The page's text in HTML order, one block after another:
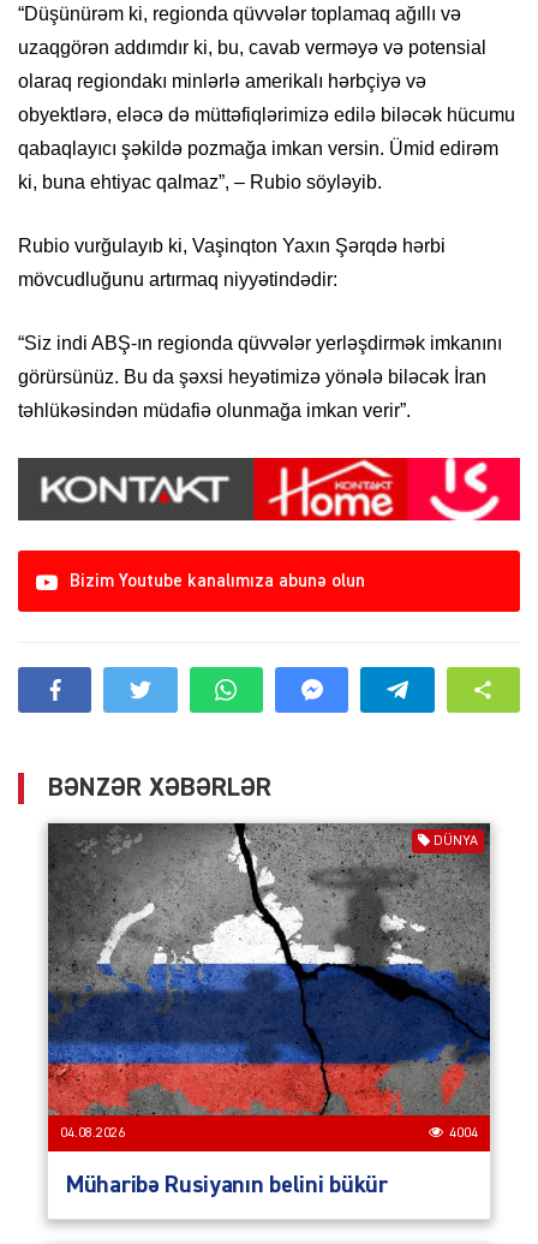
“Düşünürəm ki, regionda qüvvələr toplamaq ağıllı və
uzaqgörən addımdır ki, bu, cavab verməyə və potensial
olaraq regiondakı minlərlə amerikalı hərbçiyə və
obyektlərə, eləcə də müttəfiqlərimizə edilə biləcək hücumu
qabaqlayıcı şəkildə pozmağa imkan versin. Ümid edirəm
ki, buna ehtiyac qalmaz”, – Rubio söyləyib.
Rubio vurğulayıb ki, Vaşinqton Yaxın Şərqdə hərbi
mövcudluğunu artırmaq niyyətindədir:
“Siz indi ABŞ-ın regionda qüvvələr yerləşdirmək imkanını
görürsünüz. Bu da şəxsi heyətimizə yönələ biləcək İran
təhlükəsindən müdafiə olunmağa imkan verir”.
Bizim Youtube kanalımıza abunə olun
BƏNZƏR XƏBƏRLƏR
DÜNYA
04.08.2026 4004
Müharibə Rusiyanın belini bükür